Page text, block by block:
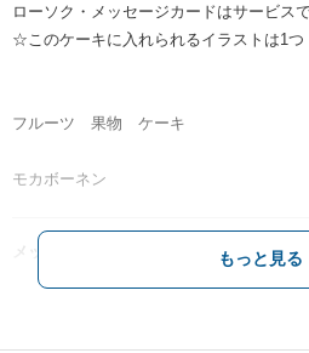
「モカボーネン」の似顔絵ケーキは、特
イズギフトとしてご好評をいただいてい
「似顔絵がよく似ていて、少し若々しく
いる光景が目に浮かぶようで、私も幸せ
す。
今後も、大切な方への贈り物を探される
ローソク・メッセージカードはサービス
☆このケーキに入れられるイラストは1つ
フルーツ 果物 ケーキ
モカボーネン
メッセージについて もっと見る